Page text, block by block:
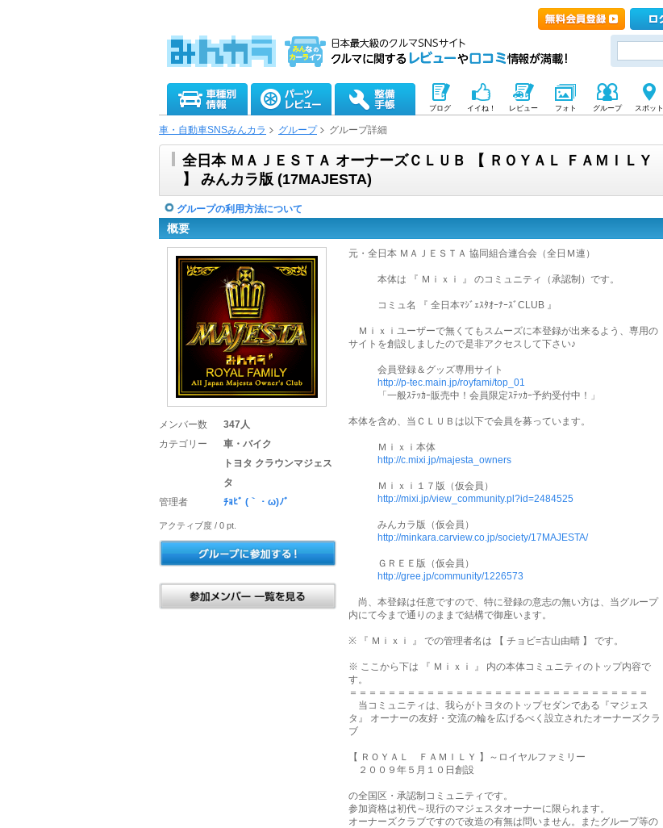
ブログ イイね！ レビュー フォト グループ スポット
車・自動車SNSみんカラ グループ グループ詳細
全日本 ＭＡＪＥＳＴＡ オーナーズＣＬＵＢ 【 ＲＯＹＡＬ ＦＡＭＩＬＹ
】 みんカラ版 (17MAJESTA)
グループの利用方法について
概要
メンバー数
347人
カテゴリー
車・バイク
トヨタ クラウンマジェス
タ
管理者
ﾁｮﾋﾞ (｀・ω)ﾉ゛
アクティブ度 / 0 pt.
元・全日本 ＭＡＪＥＳＴＡ 協同組合連合会（全日Ｍ連）
本体は 『 Ｍｉｘｉ 』 のコミュニティ（承認制）です。
コミュ名 『 全日本ﾏｼﾞｪｽﾀｵｰﾅｰｽﾞCLUB 』
Ｍｉｘｉユーザーで無くてもスムーズに本登録が出来るよう、専用の
サイトを創設しましたので是非アクセスして下さい♪
会員登録＆グッズ専用サイト
http://p-tec.main.jp/royfami/top_01
「一般ｽﾃｯｶｰ販売中！会員限定ｽﾃｯｶｰ予約受付中！」
本体を含め、当ＣＬＵＢは以下で会員を募っています。
Ｍｉｘｉ本体
http://c.mixi.jp/majesta_owners
Ｍｉｘｉ１７版（仮会員）
http://mixi.jp/view_community.pl?id=2484525
みんカラ版（仮会員）
http://minkara.carview.co.jp/society/17MAJESTA/
ＧＲＥＥ版（仮会員）
http://gree.jp/community/1226573
尚、本登録は任意ですので、特に登録の意志の無い方は、当グループ
内にて今まで通りのままで結構で御座います。
※ 『 Ｍｉｘｉ 』 での管理者名は 【 チョビ=古山由晴 】 です。
※ ここから下は 『 Ｍｉｘｉ 』 内の本体コミュニティのトップ内容で
す。
＝＝＝＝＝＝＝＝＝＝＝＝＝＝＝＝＝＝＝＝＝＝＝＝＝＝＝＝＝＝＝
当コミュニティは、我らがトヨタのトップセダンである『マジェス
タ』 オーナーの友好・交流の輪を広げるべく設立されたオーナーズクラ
ブ
【 ＲＯＹＡＬ ＦＡＭＩＬＹ 】～ロイヤルファミリー
２００９年５月１０日創設
の全国区・承認制コミュニティです。
参加資格は初代～現行のマジェスタオーナーに限られます。
オーナーズクラブですので改造の有無は問いません。またグループ等の